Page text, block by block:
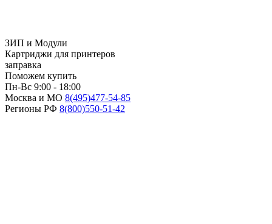
ЗИП и Модули
Картриджи для принтеров
заправка
Поможем купить
Пн-Вс 9:00 - 18:00
Москва и МО 8(495)477-54-85
Регионы РФ 8(800)550-51-42